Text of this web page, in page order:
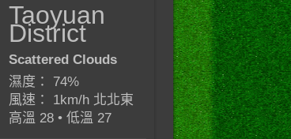
Taoyuan
District
Scattered Clouds
濕度： 74%
風速： 1km/h 北北東
高溫 28 • 低溫 27